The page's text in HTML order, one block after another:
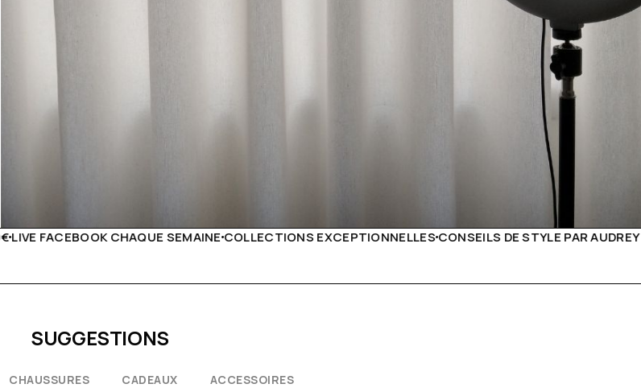
COLLECTIONS EXCEPTIONNELLESCONSEILS DE STYLE PAR AUDREY B LIVRAISON PARTOUT EN
SUGGESTIONS
CHAUSSURES CADEAUX ACCESSOIRES